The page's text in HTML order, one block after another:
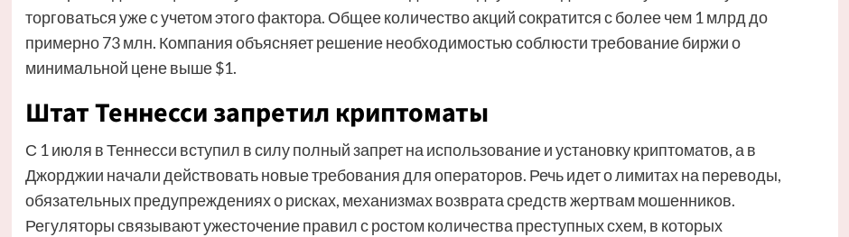
торговаться уже с учетом этого фактора. Общее количество акций сократится с более чем 1 млрд до
примерно 73 млн. Компания объясняет решение необходимостью соблюсти требование биржи о
минимальной цене выше $1.
Штат Теннесси запретил криптоматы
С 1 июля в Теннесси вступил в силу полный запрет на использование и установку криптоматов, а в
Джорджии начали действовать новые требования для операторов. Речь идет о лимитах на переводы,
обязательных предупреждениях о рисках, механизмах возврата средств жертвам мошенников.
Регуляторы связывают ужесточение правил с ростом количества преступных схем, в которых